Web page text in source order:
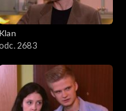
Klan
2683